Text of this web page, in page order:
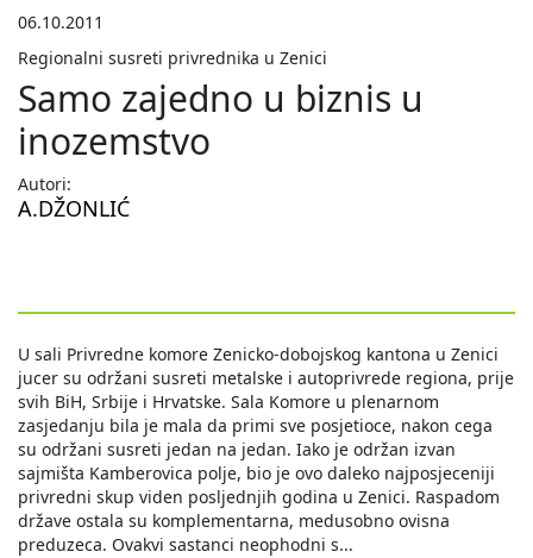
06.10.2011
Regionalni susreti privrednika u Zenici
Samo zajedno u biznis u
inozemstvo
Autori:
A.DŽONLIĆ
U sali Privredne komore Zenicko-dobojskog kantona u Zenici
jucer su održani susreti metalske i autoprivrede regiona, prije
svih BiH, Srbije i Hrvatske. Sala Komore u plenarnom
zasjedanju bila je mala da primi sve posjetioce, nakon cega
su održani susreti jedan na jedan. Iako je održan izvan
sajmišta Kamberovica polje, bio je ovo daleko najposjeceniji
privredni skup viden posljednjih godina u Zenici. Raspadom
države ostala su komplementarna, medusobno ovisna
preduzeca. Ovakvi sastanci neophodni s...